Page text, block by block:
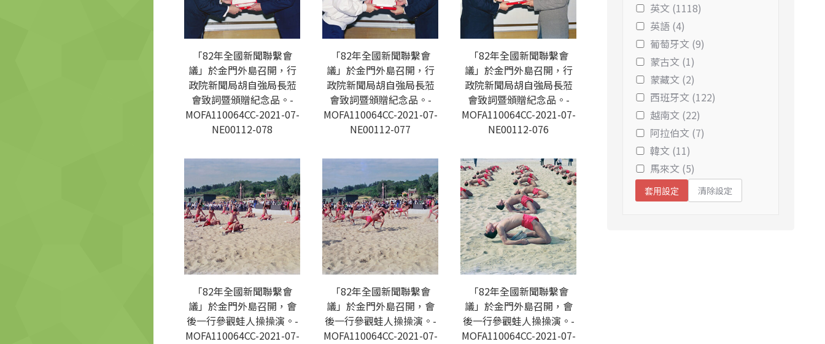
「82年全國新聞聯繫會
議」於金門外島召開，行
政院新聞局胡自強局長蒞
會致詞暨頒贈紀念品。-
MOFA110064CC-2021-07-
NE00112-078
「82年全國新聞聯繫會
議」於金門外島召開，行
政院新聞局胡自強局長蒞
會致詞暨頒贈紀念品。-
MOFA110064CC-2021-07-
NE00112-077
「82年全國新聞聯繫會
議」於金門外島召開，行
政院新聞局胡自強局長蒞
會致詞暨頒贈紀念品。-
MOFA110064CC-2021-07-
NE00112-076
「82年全國新聞聯繫會
議」於金門外島召開，會
後一行參觀蛙人操操演。-
MOFA110064CC-2021-07-
「82年全國新聞聯繫會
議」於金門外島召開，會
後一行參觀蛙人操操演。-
MOFA110064CC-2021-07-
「82年全國新聞聯繫會
議」於金門外島召開，會
後一行參觀蛙人操操演。-
MOFA110064CC-2021-07-
英文 (1118)
英語 (4)
葡萄牙文 (9)
蒙古文 (1)
蒙藏文 (2)
西班牙文 (122)
越南文 (22)
阿拉伯文 (7)
韓文 (11)
馬來文 (5)
套用設定 清除設定